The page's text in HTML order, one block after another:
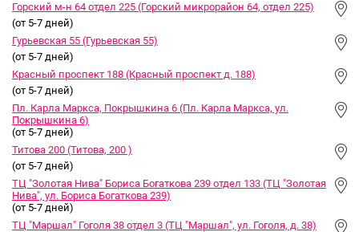
Горский м-н 64 отдел 225 (Горский микрорайон 64, отдел 225)
(от 5-7 дней)
Гурьевская 55 (Гурьевская 55)
(от 5-7 дней)
Красный проспект 188 (Красный проспект д. 188)
(от 5-7 дней)
Пл. Карла Маркса, Покрышкина 6 (Пл. Карла Маркса, ул.
Покрышкина 6)
(от 5-7 дней)
Титова 200 (Титова, 200 )
(от 5-7 дней)
ТЦ "Золотая Нива" Бориса Богаткова 239 отдел 133 (ТЦ "Золотая
Нива", ул. Бориса Богаткова 239)
(от 5-7 дней)
ТЦ "Маршал" Гоголя 38 отдел 3 (ТЦ "Маршал", ул. Гоголя, д. 38)